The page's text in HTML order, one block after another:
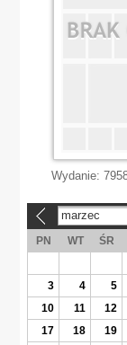
Wydanie:
marzec
PN WT ŚR
3
4 5
10
11 12
17
18 19